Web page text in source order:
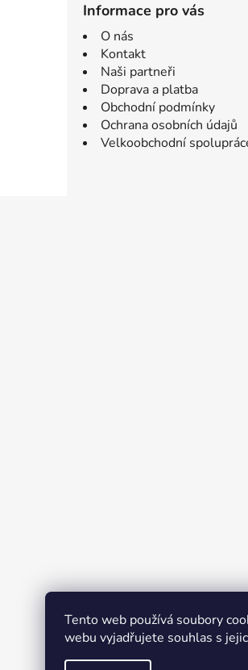
Tento web používá soubory
webu vyjadřujete souhlas s
Informace pro vás
O nás
Kontakt
Naši partneři
Doprava a platba
Obchodní podmínky
Ochrana osobních údajů
Velkoobchodní